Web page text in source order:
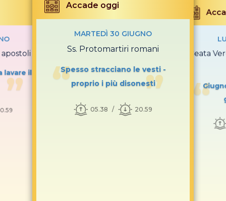
apostoli
lavare il
Accade oggi
MARTEDÌ 30 GIUGNO
Ss. Protomartiri romani
Spesso stracciano le vesti -
proprio i più disonesti
05.38 20.59
Beata